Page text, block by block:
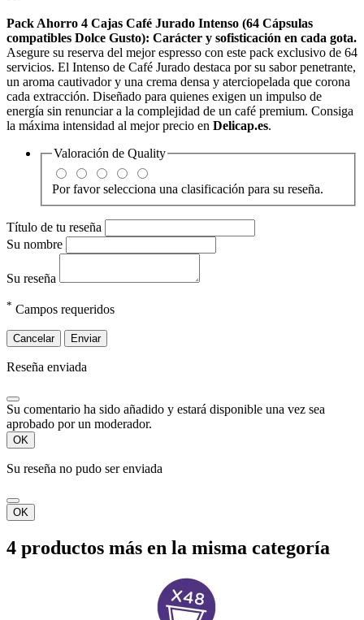
Pack Ahorro 4 Cajas Café Jurado Intenso (64 Cápsulas
compatibles Dolce Gusto): Carácter y sofisticación en cada gota.
Asegure su reserva del mejor espresso con este pack exclusivo de 64
servicios. El Intenso de Café Jurado destaca por su sabor penetrante,
un aroma cautivador y una crema densa y aterciopelada que corona
cada extracción. Diseñado para quienes exigen un impulso de
energía sin renunciar a la complejidad de un café premium. Consiga
la máxima intensidad al mejor precio en Delicap.es.
Valoración de Quality
Por favor selecciona una clasificación para su reseña.
Título de tu reseña
Su nombre
Su reseña
* Campos requeridos
Cancelar Enviar
Reseña enviada
Su comentario ha sido añadido y estará disponible una vez sea
aprobado por un moderador.
OK
Su reseña no pudo ser enviada
OK
4 productos más en la misma categoría